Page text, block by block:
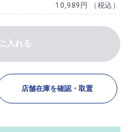
10,989円 （税込）
入れる
店舗在庫を確認・取置